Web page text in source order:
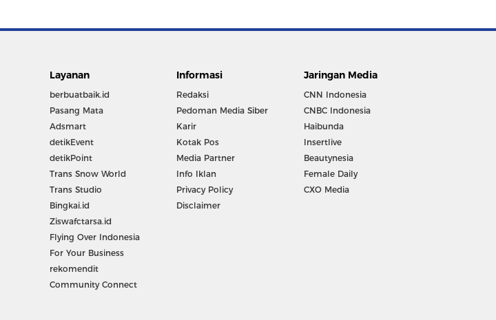
Layanan
berbuatbaik.id
Pasang Mata
Adsmart
detikEvent
detikPoint
Trans Snow World
Trans Studio
Bingkai.id
Ziswafctarsa.id
Flying Over Indonesia
For Your Business
rekomendit
Community Connect
Informasi
Redaksi
Pedoman Media Siber
Karir
Kotak Pos
Media Partner
Info Iklan
Privacy Policy
Disclaimer
Jaringan Media
CNN Indonesia
CNBC Indonesia
Haibunda
Insertlive
Beautynesia
Female Daily
CXO Media